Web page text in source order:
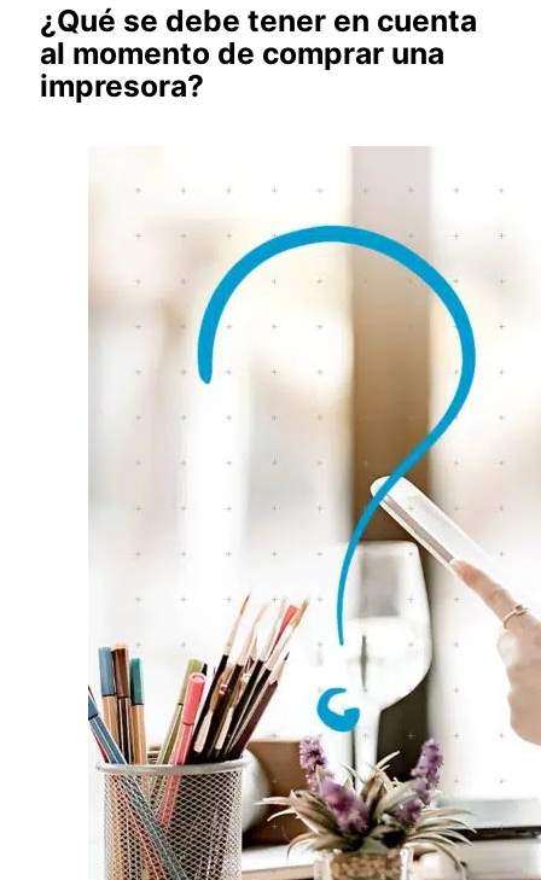
¿Qué se debe tener en cuenta
al momento de comprar una
impresora?